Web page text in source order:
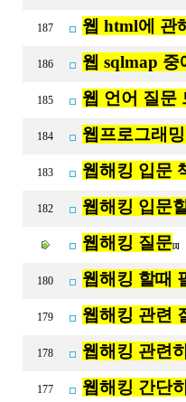
187 웹 html에 관
186 웹 sqlmap 중
185 웹 언어 질문
184 웹프로그래
183 웹해킹 입문
182
웹해킹 입문
웹해킹 질문[1]
180 웹해킹 할때
179 웹해킹 관련
178 웹해킹 관련
177 웹해킹 간단